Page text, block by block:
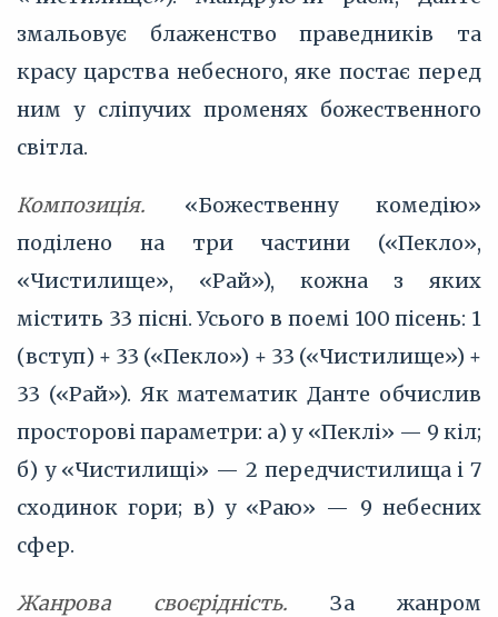
змальовує блаженство праведників та
красу царства небесного, яке постає перед
ним у сліпучих променях божественного
світла.
Композиція. «Божественну комедію»
поділено на три частини («Пекло»,
«Чистилище», «Рай»), кожна з яких
містить 33 пісні. Усього в поемі 100 пісень: 1
(вступ) + 33 («Пекло») + 33 («Чистилище») +
33 («Рай»). Як математик Данте обчислив
просторові параметри: а) у «Пеклі» — 9 кіл;
б) у «Чистилищі» — 2 передчистилища і 7
сходинок гори; в) у «Раю» — 9 небесних
сфер.
Жанрова своєрідність. За жанром